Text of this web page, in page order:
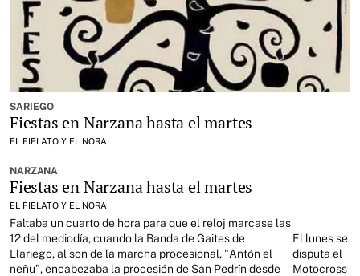
SARIEGO
Fiestas en Narzana hasta el martes
EL FIELATO Y EL NORA
NARZANA
Fiestas en Narzana hasta el martes
EL FIELATO Y EL NORA
Faltaba un cuarto de hora para que el reloj marcase las
12 del mediodía, cuando la Banda de Gaites de
Llariego, al son de la marcha procesional, "Antón el
neñu", encabezaba la procesión de San Pedrín desde
El lunes se
disputa el
Motocross